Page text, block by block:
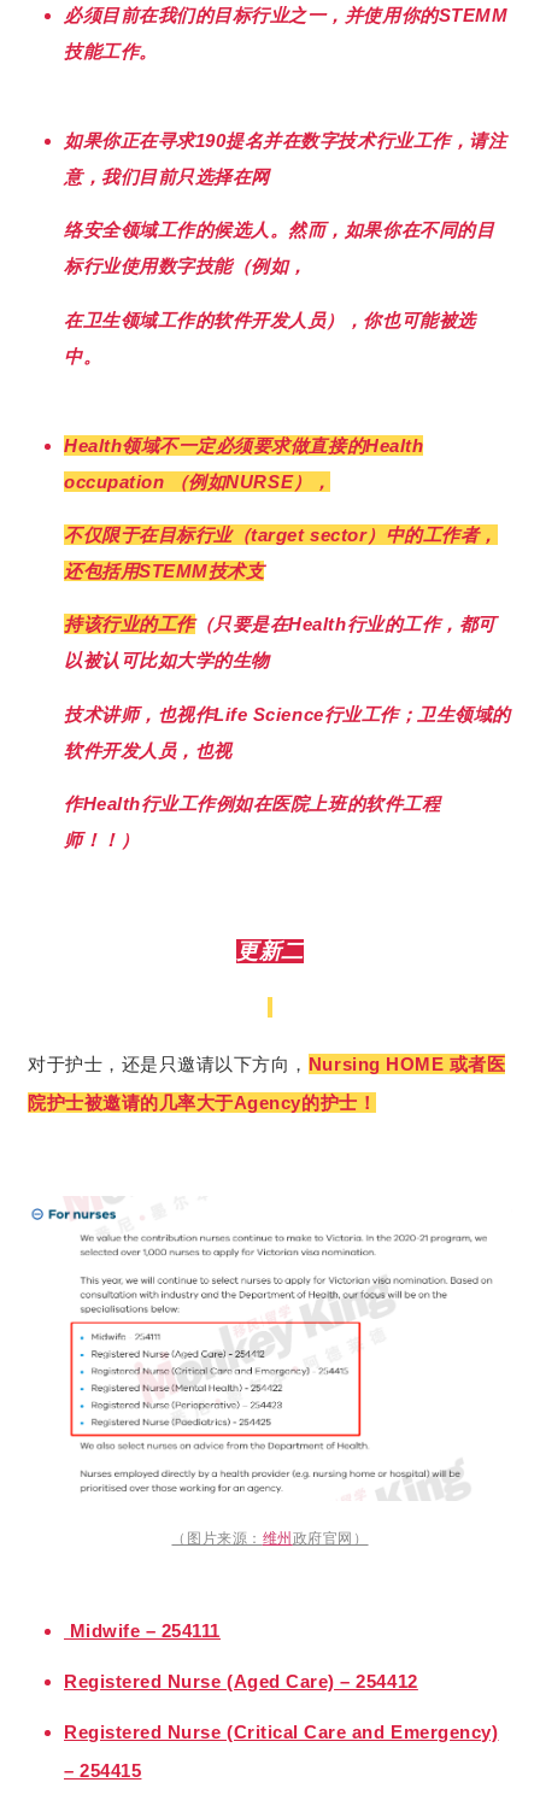
必须目前在我们的目标行业之一，并使用你的STEMM
技能工作。
如果你正在寻求190提名并在数字技术行业工作，请注
意，我们目前只选择在网
络安全领域工作的候选人。然而，如果你在不同的目
标行业使用数字技能（例如，
在卫生领域工作的软件开发人员），你也可能被选
中。
Health领域不一定必须要求做直接的Health
occupation （例如NURSE），
不仅限于在目标行业（target sector）中的工作者，
还包括用STEMM技术支
持该行业的工作（只要是在Health行业的工作，都可
以被认可比如大学的生物
技术讲师，也视作Life Science行业工作；卫生领域的
软件开发人员，也视
作Health行业工作例如在医院上班的软件工程
师！！ ）
更新二
对于护士，还是只邀请以下方向， Nursing HOME 或者医
院护士被邀请的几率大于Agency的护士！
（图片来源： 维州 政府官网）
Midwife – 254111
Registered Nurse (Aged Care) – 254412
Registered Nurse (Critical Care and Emergency)
– 254415